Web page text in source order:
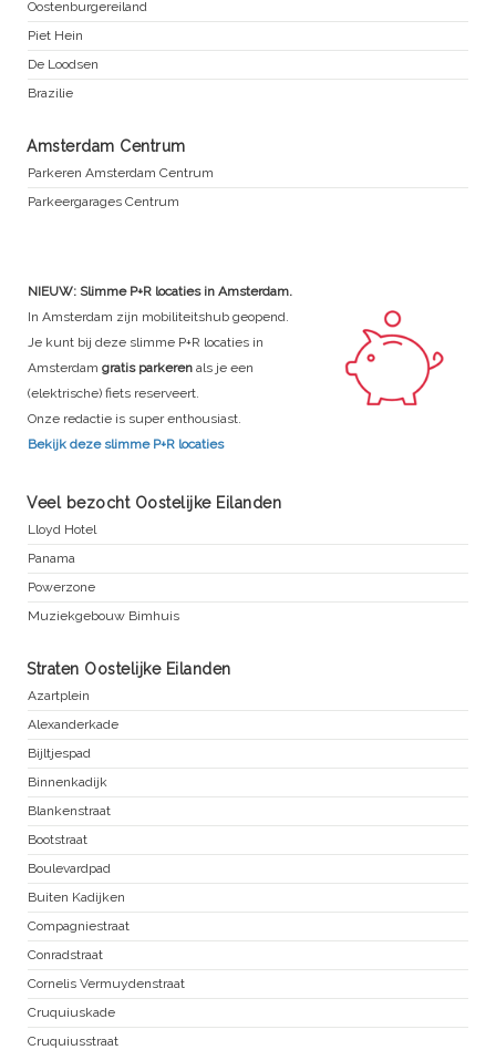
Oostenburgereiland
Piet Hein
De Loodsen
Brazilie
Amsterdam Centrum
Parkeren Amsterdam Centrum
Parkeergarages Centrum
NIEUW: Slimme P+R locaties in Amsterdam.
In Amsterdam zijn mobiliteitshub geopend.
Je kunt bij deze slimme P+R locaties in
Amsterdam gratis parkeren als je een
(elektrische) fiets reserveert.
Onze redactie is super enthousiast.
Bekijk deze slimme P+R locaties
Veel bezocht Oostelijke Eilanden
Lloyd Hotel
Panama
Powerzone
Muziekgebouw Bimhuis
Straten Oostelijke Eilanden
Azartplein
Alexanderkade
Bijltjespad
Binnenkadijk
Blankenstraat
Bootstraat
Boulevardpad
Buiten Kadijken
Compagniestraat
Conradstraat
Cornelis Vermuydenstraat
Cruquiuskade
Cruquiusstraat